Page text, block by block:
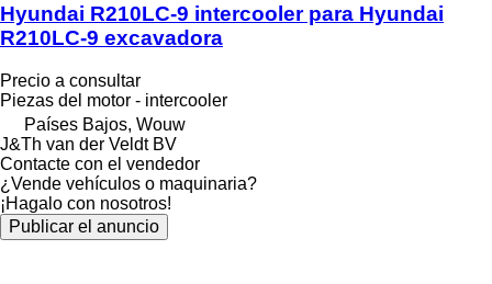
Hyundai R210LC-9 intercooler para Hyundai
R210LC-9 excavadora
Precio a consultar
Piezas del motor - intercooler
Países Bajos, Wouw
J&Th van der Veldt BV
Contacte con el vendedor
¿Vende vehículos o maquinaria?
¡Hagalo con nosotros!
Publicar el anuncio